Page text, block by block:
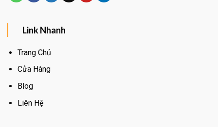
Link Nhanh
Trang Chủ
Cửa Hàng
Blog
Liên Hệ